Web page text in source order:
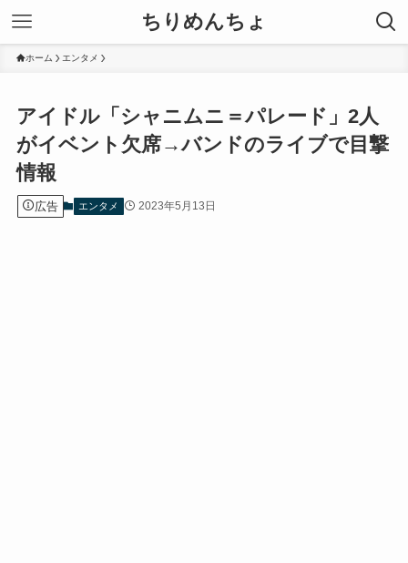
ちりめんちょ
ホーム エンタメ
アイドル「シャニムニ＝パレード」2人
がイベント欠席→バンドのライブで目撃
情報
広告 エンタメ 2023年5月13日